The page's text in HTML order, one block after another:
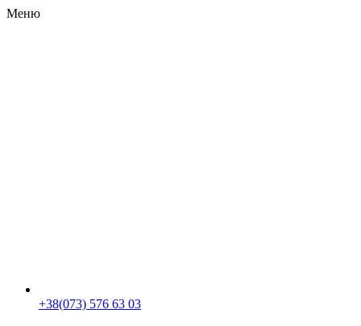
Меню
+38(073) 576 63 03